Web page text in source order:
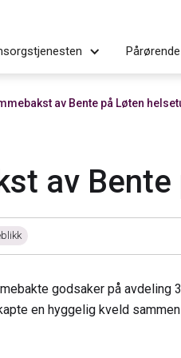
av Bente på Løten
av
godsaker på avdeling
en hyggelig kveld